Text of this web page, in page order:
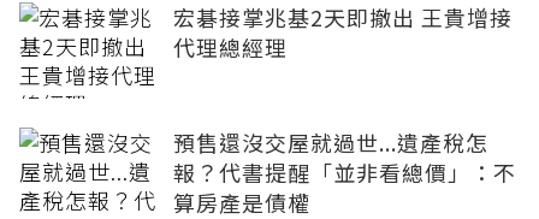
宏碁接掌兆基2天即撤出 王貴增接
代理總經理
預售還沒交屋就過世...遺產稅怎
報？代書提醒「並非看總價」：不
算房產是債權